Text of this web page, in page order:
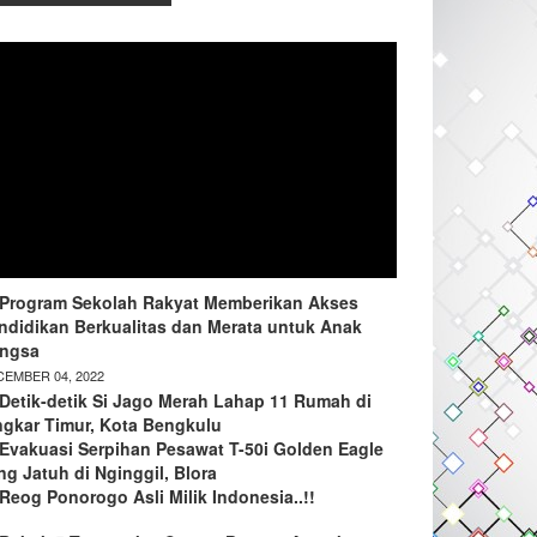
Sekolah Rakyat Memberikan Akses
Berkualitas dan Merata untuk Anak
04, 2022
Detik-detik Si Jago Merah Lahap 11 Rumah di
Timur, Kota Bengkulu
Evakuasi Serpihan Pesawat T-50i Golden Eagle
Jatuh di Nginggil, Blora
Reog Ponorogo Asli Milik Indonesia..!!